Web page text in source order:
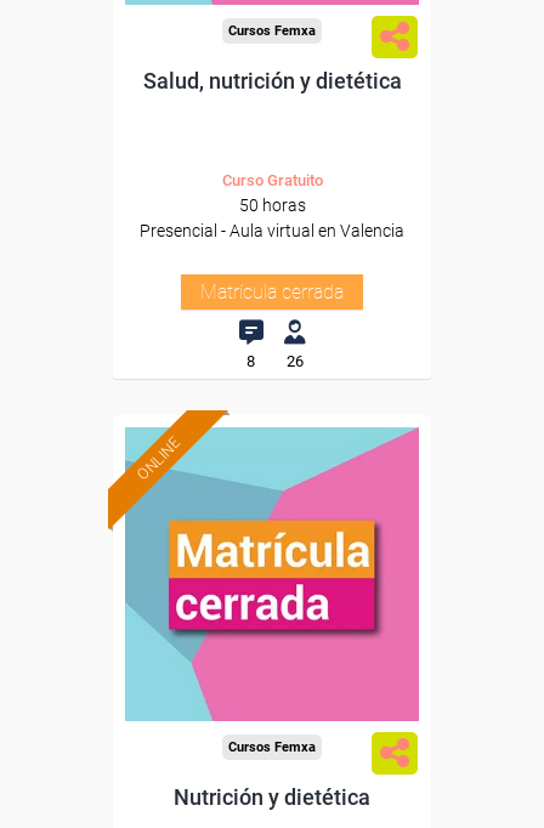
Cursos Femxa
Salud, nutrición y dietética
Curso Gratuito
50 horas
Presencial - Aula virtual en Valencia
Matrícula cerrada
8 26
ONLINE
Cursos Femxa
Nutrición y dietética